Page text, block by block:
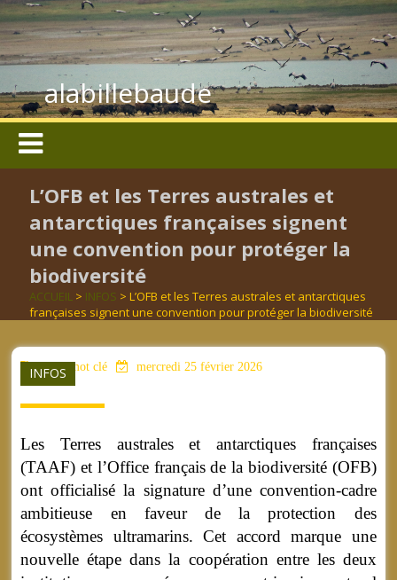
alabillebaude
L’OFB et les Terres australes et
antarctiques françaises signent
une convention pour protéger la
biodiversité
ACCUEIL > INFOS > L’OFB et les Terres australes et antarctiques
françaises signent une convention pour protéger la biodiversité
INFOS
aucun mot clé mercredi 25 février 2026
Les Terres australes et antarctiques françaises
(TAAF) et l’Office français de la biodiversité (OFB)
ont officialisé la signature d’une convention-cadre
ambitieuse en faveur de la protection des
écosystèmes ultramarins. Cet accord marque une
nouvelle étape dans la coopération entre les deux